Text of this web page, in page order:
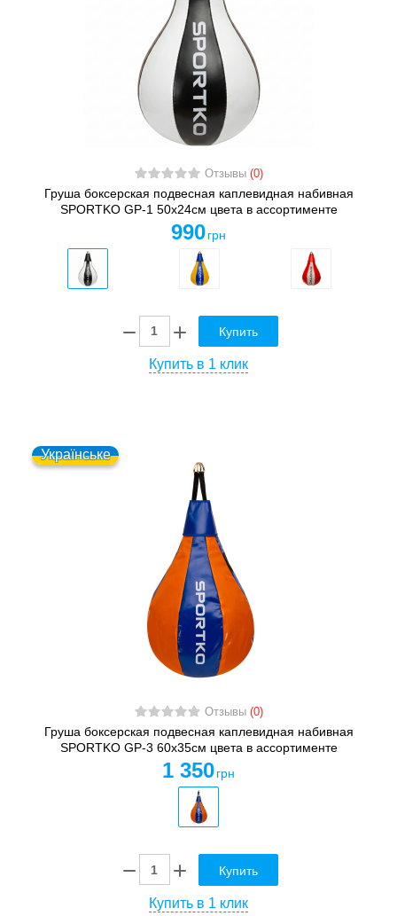
Отзывы (0)
Груша боксерская подвесная каплевидная набивная
SPORTKO GP-1 50x24см цвета в ассортименте
990 грн
Купить
Купить в 1 клик
Українське
Отзывы (0)
Груша боксерская подвесная каплевидная набивная
SPORTKO GP-3 60x35см цвета в ассортименте
1 350 грн
Купить
Купить в 1 клик